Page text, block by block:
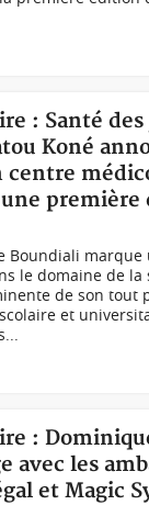
: Santé des
Koné
première
Boundiali marque
le domaine de la
de son tout
et
:
avec les
et Magic